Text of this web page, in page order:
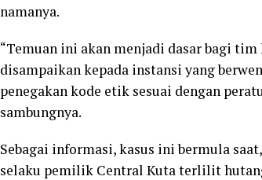
namanya.
“Temuan ini akan menjadi dasar bagi
disampaikan kepada instansi yang
penegakan kode etik sesuai dengan
sambungnya.
Sebagai informasi, kasus ini bermula
selaku pemilik Central Kuta terlilit